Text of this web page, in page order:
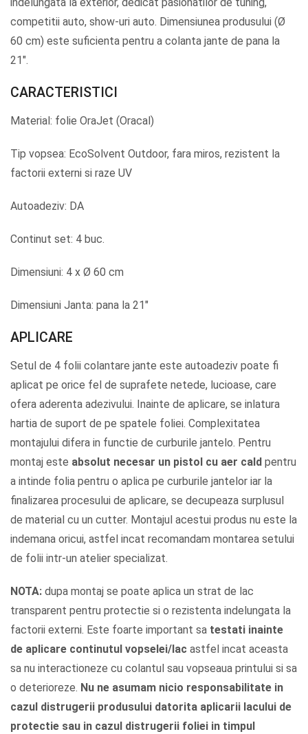
competitii auto, show-uri auto. Dimensiunea produsului (Ø
60 cm) este suficienta pentru a colanta jante de pana la
21″.
CARACTERISTICI
Material: folie OraJet (Oracal)
Tip vopsea: EcoSolvent Outdoor, fara miros, rezistent la
factorii externi si raze UV
Autoadeziv: DA
Continut set: 4 buc.
Dimensiuni: 4 x Ø 60 cm
Dimensiuni Janta: pana la 21″
APLICARE
Setul de 4 folii colantare jante este autoadeziv poate fi
aplicat pe orice fel de suprafete netede, lucioase, care
ofera aderenta adezivului. Inainte de aplicare, se inlatura
hartia de suport de pe spatele foliei. Complexitatea
montajului difera in functie de curburile jantelo. Pentru
montaj este absolut necesar un pistol cu aer cald pentru
a intinde folia pentru o aplica pe curburile jantelor iar la
finalizarea procesului de aplicare, se decupeaza surplusul
de material cu un cutter. Montajul acestui produs nu este la
indemana oricui, astfel incat recomandam montarea setului
de folii intr-un atelier specializat.
NOTA: dupa montaj se poate aplica un strat de lac
transparent pentru protectie si o rezistenta indelungata la
factorii externi. Este foarte important sa testati inainte
de aplicare continutul vopselei/lac astfel incat aceasta
sa nu interactioneze cu colantul sau vopseaua printului si sa
o deterioreze. Nu ne asumam nicio responsabilitate in
cazul distrugerii produsului datorita aplicarii lacului de
protectie sau in cazul distrugerii foliei in timpul